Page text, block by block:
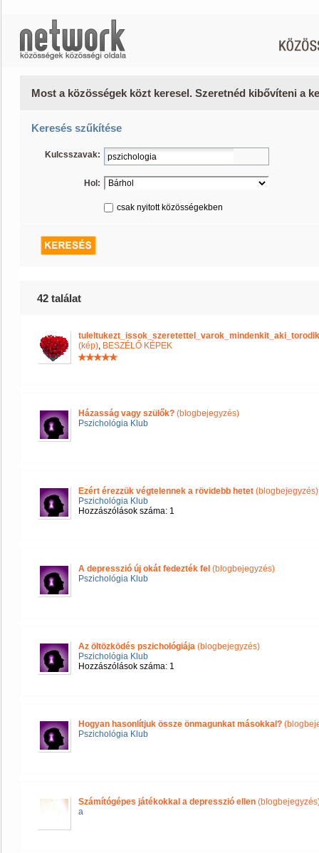
Most a közösségek közt keresel. Szeretnéd kibővíteni a
Keresés szűkítése
Kulcsszavak:
Hol:
csak nyitott közösségekben
42 találat
(kép), BESZÉLŐ KÉPEK
Házasság vagy szülők? (blogbejegyzés)
Pszichológia Klub
Ezért érezzük végtelennek a rövidebb hetet (blogbejegyzés)
Pszichológia Klub
Hozzászólások száma: 1
A depresszió új okát fedezték fel (blogbejegyzés)
Pszichológia Klub
Az öltözködés pszichológiája (blogbejegyzés)
Pszichológia Klub
Hozzászólások száma: 1
Hogyan hasonlítjuk össze önmagunkat másokkal?
Pszichológia Klub
Számítógépes játékokkal a depresszió ellen
a